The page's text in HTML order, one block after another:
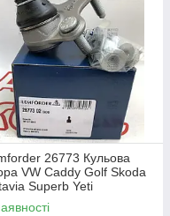
26773 Кульова
VW Caddy Golf Skoda
Superb Yeti